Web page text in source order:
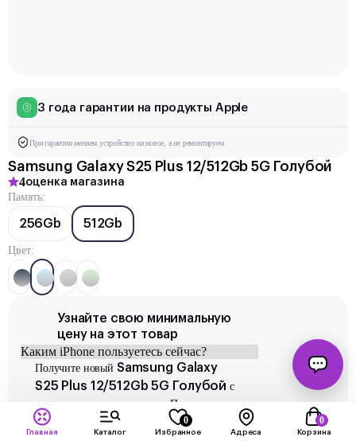
3 года гарантии на продукты Apple
При гарантии меняем устройство на новое, а не ремонтируем
Samsung Galaxy S25 Plus 12/512Gb 5G Голубой
4оценка магазина
Память:
256Gb 512Gb
Цвет:
Узнайте свою минимальную
цену на этот товар
Получите новый Samsung Galaxy
S25 Plus 12/512Gb 5G Голубой с
минимальным платежом по Программе
Апгрейда:
на 12 мес.
Главная Каталог
0
Избранное Адреса
0
Корзина